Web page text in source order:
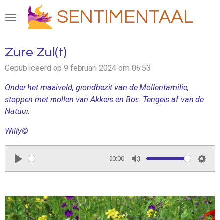
direct
de
hoofdinhoud
SENTIMENTAAL
Zure Zul(t)
Gepubliceerd op 9 februari 2024 om 06:53
Onder het maaiveld, grondbezit van de Mollenfamilie,
stoppen met mollen van Akkers en Bos. Tengels af van de
Natuur.
Willy©
P
a
y
00:00
M
t
e
S
t
t